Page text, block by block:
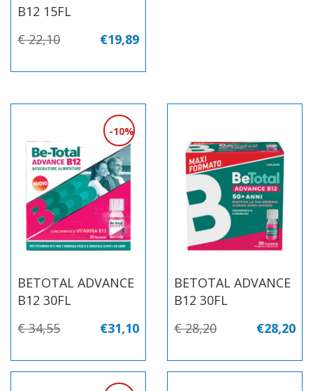
B12 15FL
€ 22,10
€19,89
BETOTAL ADVANCE
B12 30FL
10%
€ 34,55 €31,10
BETOTAL ADVANCE
B12 30FL
€28,20
€ 28,20